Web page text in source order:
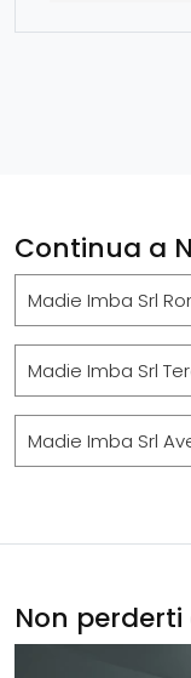
Continua a
Madie Imba Srl
Madie Imba Srl
Madie Imba Srl
Non perderti